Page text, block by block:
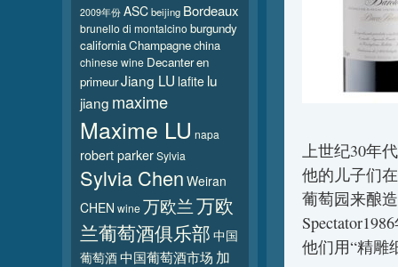
上世纪30年
他的儿子们
葡萄园来酿
他们用“精雕
2009年份 ASCbeijing Bordeaux
brunello di montalcinoburgundy
californiaChampagnechina
chinese wine Decanteren
primeurJiang LU lafite lu
jiang maxime
Maxime LU napa
robert parkerSylvia
Sylvia Chen Weiran
CHEN wine万欧兰万欧
兰葡萄酒俱乐部中国
葡萄酒中国葡萄酒市场 加